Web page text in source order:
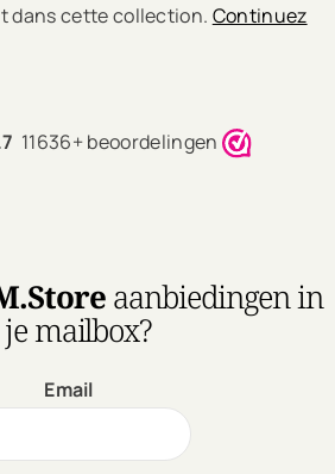
dans cette collection. Continuez
11636+ beoordelingen
aanbiedingen in
je mailbox?
Email